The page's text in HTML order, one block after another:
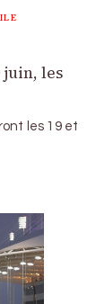
juin, les
les 19 et